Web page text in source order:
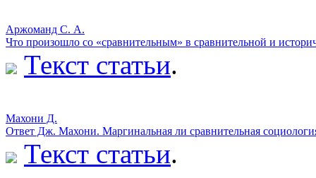
Аржоманд С. А.
Что произошло со «сравнительным» в сравнительной и
Текст статьи.
Махони Д.
Ответ Дж. Махони. Маргинальная ли сравнительная
Текст статьи.